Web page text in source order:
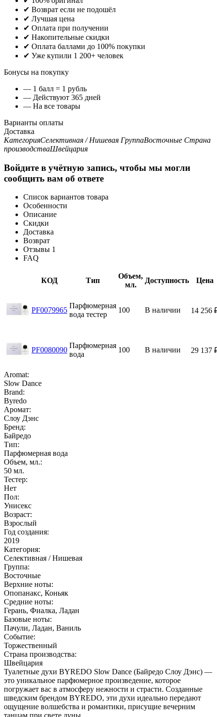
✔ Возврат если не подошёл
✔ Лучшая цена
✔ Оплата при получении
✔ Накопительные скидки
✔ Оплата баллами до 100% покупки
✔ Уже купили 1 200+ человек
Бонусы на покупку
— 1 балл = 1 рубль
— Действуют 365 дней
— На все товары
Варианты оплаты
Доставка
КатегорияСелективная / Нишевая ГруппаВосточные Страна
производстваШвейцария
Войдите в учётную запись, чтобы мы могли
сообщить вам об ответе
Список вариантов товара
Особенности
Описание
Скидки
Доставка
Возврат
Отзывы 1
FAQ
КОД Тип
Объем,
мл.
Доступность Цена
PF0079965
Парфюмерная
вода тестер
100 В наличии 14 256
PF0080090
Парфюмерная
вода
100 В наличии 29 137
Aromat:
Slow Dance
Brand:
Byredo
Аромат:
Слоу Дэнс
Бренд:
Байредо
Тип:
Парфюмерная вода
Объем, мл.:
50 мл.
Тестер:
Нет
Пол:
Унисекс
Возраст:
Взрослый
Год создания:
2019
Категория:
Селективная / Нишевая
Группа:
Восточные
Верхние ноты:
Опопанакс, Коньяк
Средние ноты:
Герань, Фиалка, Ладан
Базовые ноты:
Пачули, Ладан, Ваниль
Событие:
Торжественный
Страна производства:
Швейцария
Туалетные духи BYREDO Slow Dance (Байредо Слоу Дэнс) —
это уникальное парфюмерное произведение, которое
погружает вас в атмосферу нежности и страсти. Созданные
шведским брендом BYREDO, эти духи идеально передают
ощущение волшебства и романтики, присущие вечерним